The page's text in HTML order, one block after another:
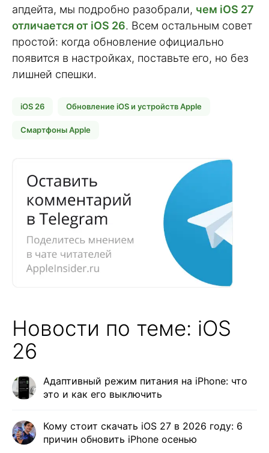
апдейта, мы подробно разобрали, чем iOS 27
отличается от iOS 26. Всем остальным совет
простой: когда обновление официально
появится в настройках, поставьте его, но без
лишней спешки.
iOS 26 Обновление iOS и устройств Apple
Смартфоны Apple
Новости по теме: iOS
26
Адаптивный режим питания на iPhone: что
это и как его выключить
Кому стоит скачать iOS 27 в 2026 году: 6
причин обновить iPhone осенью